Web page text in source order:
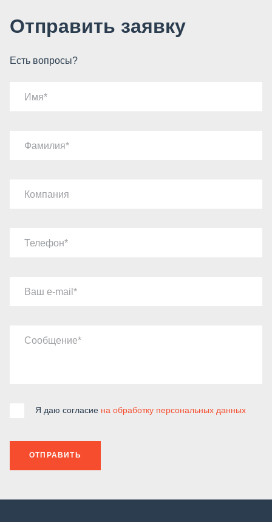
Отправить заявку
Есть вопросы?
Имя
Фамилия
Компания
Телефон
Ваш e-mail
Сообщение
Я даю согласие на обработку персональных данных
ОТПРАВИТЬ